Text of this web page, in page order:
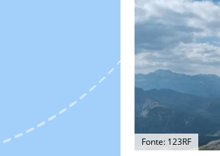
Fonte: 123RF